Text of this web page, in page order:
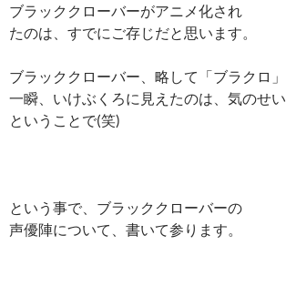
ブラッククローバーがアニメ化され
たのは、すでにご存じだと思います。
ブラッククローバー、略して「ブラクロ」
一瞬、いけぶくろに見えたのは、気のせい
ということで(笑)
という事で、ブラッククローバーの
声優陣について、書いて参ります。